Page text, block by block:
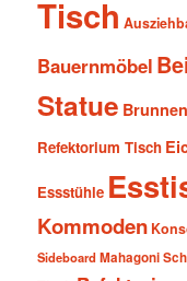
Tisch
Bauernmöbel
Statue
Refektorium Tisch
Essstühle
Kommoden
SideboardMahagoni